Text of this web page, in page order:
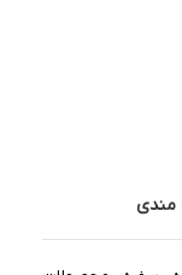
مندی